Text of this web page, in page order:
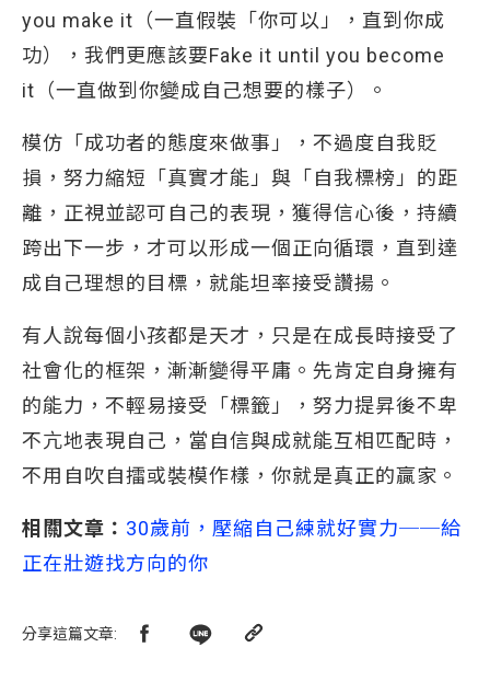
you make it（一直假裝「你可以」，直到你成
功），我們更應該要Fake it until you become
it（一直做到你變成自己想要的樣子）。
模仿「成功者的態度來做事」，不過度自我貶
損，努力縮短「真實才能」與「自我標榜」的距
離，正視並認可自己的表現，獲得信心後，持續
跨出下一步，才可以形成一個正向循環，直到達
成自己理想的目標，就能坦率接受讚揚。
有人說每個小孩都是天才，只是在成長時接受了
社會化的框架，漸漸變得平庸。先肯定自身擁有
的能力，不輕易接受「標籤」，努力提昇後不卑
不亢地表現自己，當自信與成就能互相匹配時，
不用自吹自擂或裝模作樣，你就是真正的贏家。
相關文章： 30歲前，壓縮自己練就好實力──給
正在壯遊找方向的你
分享這篇文章: